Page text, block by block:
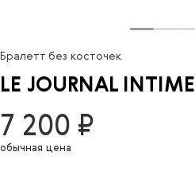
Бралетт без косточек
LE JOURNAL INTIME
7 200 ₽
обычная цена